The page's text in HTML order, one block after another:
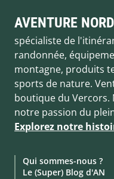
AVENTURE
spécialiste de
randonnée,
montagne, produits
sports de nature.
boutique du Vercors.
notre passion du
Explorez notre
Qui sommes-nous ?
Le (Super) Blog d'AN